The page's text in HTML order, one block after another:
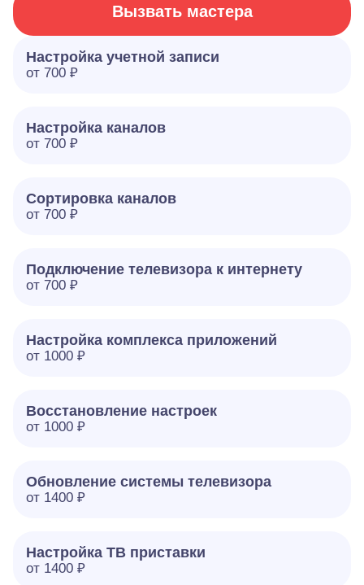
Вызвать мастера
Настройка учетной записи
от 700 ₽
Настройка каналов
от 700 ₽
Сортировка каналов
от 700 ₽
Подключение телевизора к интернету
от 700 ₽
Настройка комплекса приложений
от 1000 ₽
Восстановление настроек
от 1000 ₽
Обновление системы телевизора
от 1400 ₽
Настройка ТВ приставки
от 1400 ₽